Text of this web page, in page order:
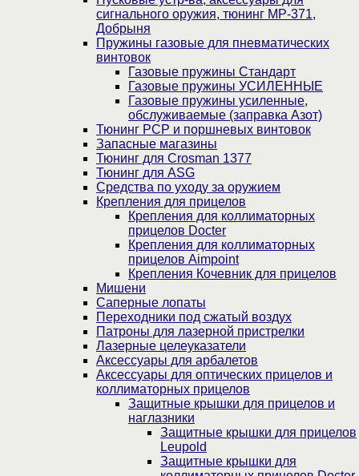
сигнального оружия, тюнинг МР-371,
Добрыня
Пружины газовые для пневматических
винтовок
Газовые пружины Стандарт
Газовые пружины УСИЛЕННЫЕ
Газовые пружины усиленные,
обслуживаемые (заправка Азот)
Тюнинг PCP и поршневых винтовок
Запасные магазины
Тюнинг для Crosman 1377
Тюнинг для ASG
Средства по уходу за оружием
Крепления для прицелов
Крепления для коллиматорных
прицелов Docter
Крепления для коллиматорных
прицелов Aimpoint
Крепления Кочевник для прицелов
Мишени
Саперные лопаты
Переходники под сжатый воздух
Патроны для лазерной пристрелки
Лазерные целеуказатели
Аксессуары для арбалетов
Аксессуары для оптических прицелов и
коллиматорных прицелов
Защитные крышки для прицелов и
наглазники
Защитные крышки для прицелов
Leupold
Защитные крышки для